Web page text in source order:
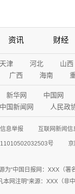
资讯 财经
天津 河北 山西
广西 海南
新华网 中国网
中国新闻网 人民政
息举报 互联网新闻
号
为“中国日报网：XXX（
网注明“来源：XXX（非